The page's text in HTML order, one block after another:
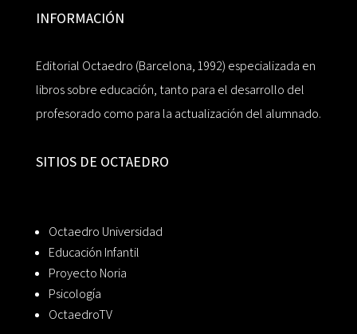
INFORMACIÓN
Editorial Octaedro (Barcelona, 1992) especializada en
libros sobre educación, tanto para el desarrollo del
profesorado como para la actualización del alumnado.
SITIOS DE OCTAEDRO
Octaedro Universidad
Educación Infantil
Proyecto Noria
Psicología
OctaedroTV